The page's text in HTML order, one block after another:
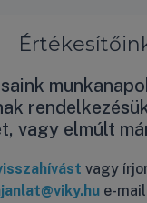
vagy elmúlt
vagy
e-